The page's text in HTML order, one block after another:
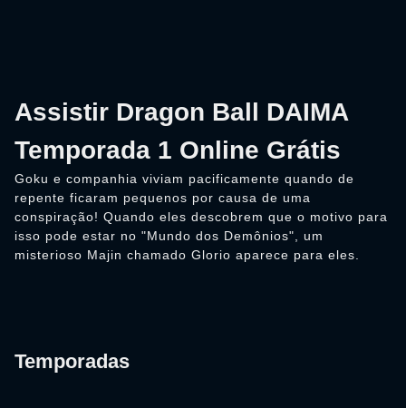
Assistir Dragon Ball DAIMA
Temporada 1 Online Grátis
Goku e companhia viviam pacificamente quando de
repente ficaram pequenos por causa de uma
conspiração! Quando eles descobrem que o motivo para
isso pode estar no "Mundo dos Demônios", um
misterioso Majin chamado Glorio aparece para eles.
Temporadas